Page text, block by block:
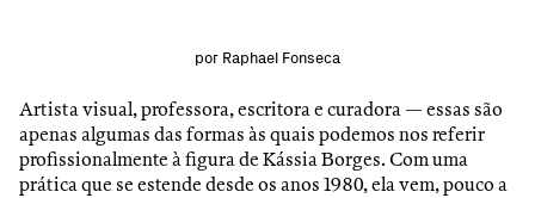
por Raphael Fonseca
Artista visual, professora, escritora e curadora — essas são
apenas algumas das formas às quais podemos nos referir
profissionalmente à figura de Kássia Borges. Com uma
prática que se estende desde os anos 1980, ela vem, pouco a